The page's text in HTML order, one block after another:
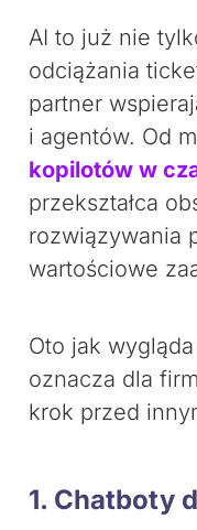
AI to już nie
odciążania
partner
i agentów. Od
kopilotów w
przekształca
rozwiązywania
wartościowe
Oto jak
oznacza dla
krok przed
1. Chatboty